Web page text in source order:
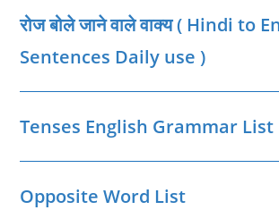
रोज बोले जाने वाले वाक्‍य ( Hindi to
Sentences Daily use )
Tenses English Grammar List
Opposite Word List